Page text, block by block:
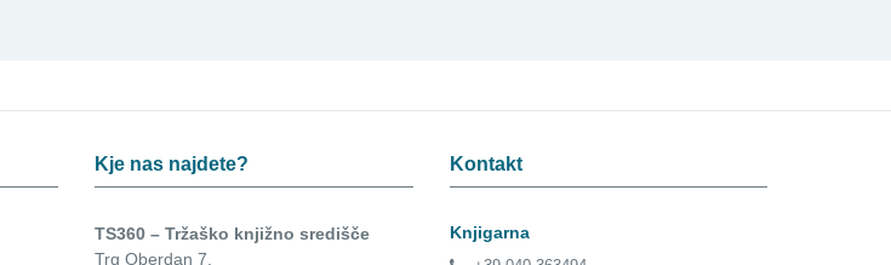
Kje nas najdete?
TS360 – Tržaško knjižno središče
Trg Oberdan 7,
Kontakt
Knjigarna